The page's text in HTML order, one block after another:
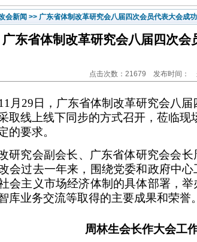
会新闻 >> 广东省体制改革研究会八届四次会员代表大会成
广东省体制改革研究会八届四次会
点击次数：21679 发布时间：
月 29 日，广东省体制改革研究会八
取线上线下同步的方式召开，莅临现
的要求。
研究会副会长、广东省体研究会会
会过去一年来， 围绕党委和政府中心
会主义市场经济体制的具体部署，举
库业务交流等取得的主要成果和荣誉。
周林生会长作大会工